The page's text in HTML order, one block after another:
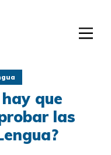
que
las